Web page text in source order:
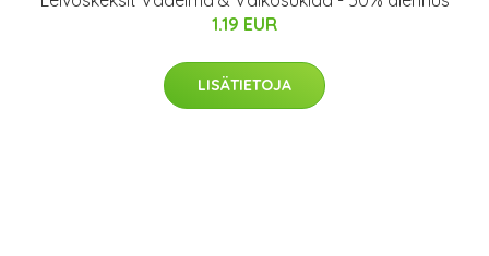
1.19 EUR
LISÄTIETOJA